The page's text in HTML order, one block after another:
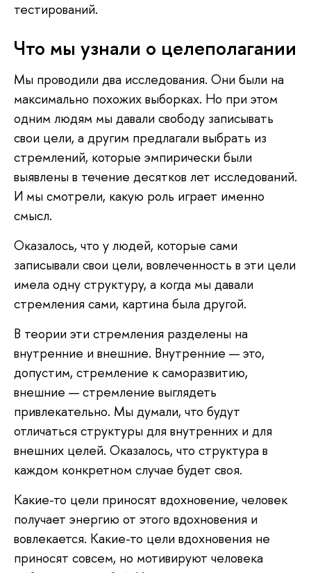
тестирований.
Что мы узнали о целеполагании
Мы проводили два исследования. Они были на
максимально похожих выборках. Но при этом
одним людям мы давали свободу записывать
свои цели, а другим предлагали выбрать из
стремлений, которые эмпирически были
выявлены в течение десятков лет исследований.
И мы смотрели, какую роль играет именно
смысл.
Оказалось, что у людей, которые сами
записывали свои цели, вовлеченность в эти цели
имела одну структуру, а когда мы давали
стремления сами, картина была другой.
В теории эти стремления разделены на
внутренние и внешние. Внутренние — это,
допустим, стремление к саморазвитию,
внешние — стремление выглядеть
привлекательно. Мы думали, что будут
отличаться структуры для внутренних и для
внешних целей. Оказалось, что структура в
каждом конкретном случае будет своя.
Какие-то цели приносят вдохновение, человек
получает энергию от этого вдохновения и
вовлекается. Какие-то цели вдохновения не
приносят совсем, но мотивируют человека